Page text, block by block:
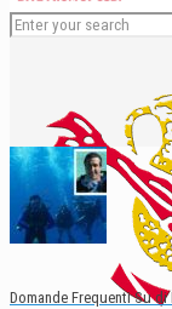
Domande Frequenti Su